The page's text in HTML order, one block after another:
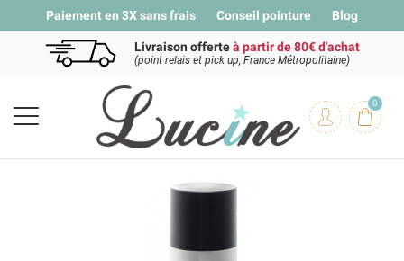
Paiement en 3X sans frais Conseil pointure Blog
Livraison offerteà partir de 80€ d'achat
(point relais et pick up, France Métropolitaine)
0